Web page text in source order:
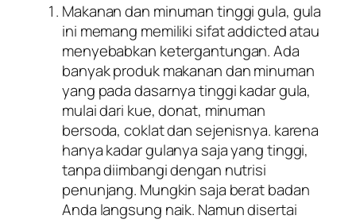
Makanan dan minuman tinggi gula, gula
ini memang memiliki sifat addicted atau
menyebabkan ketergantungan. Ada
banyak produk makanan dan minuman
yang pada dasarnya tinggi kadar gula,
mulai dari kue, donat, minuman
bersoda, coklat dan sejenisnya. karena
hanya kadar gulanya saja yang tinggi,
tanpa diimbangi dengan nutrisi
penunjang. Mungkin saja berat badan
Anda langsung naik. Namun disertai